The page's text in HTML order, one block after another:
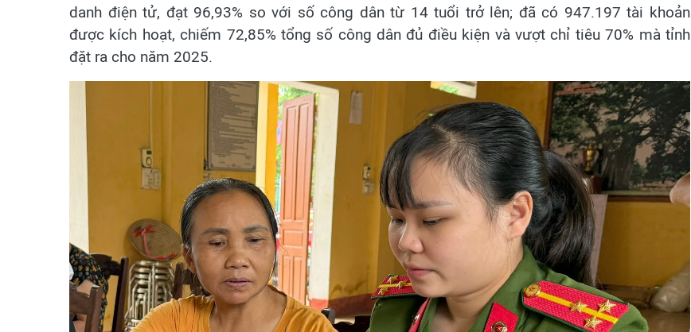
danh điện tử, đạt 96,93% so với số công dân từ 14 tuổi trở lên; đã có 947.197 tài khoản
được kích hoạt, chiếm 72,85% tổng số công dân đủ điều kiện và vượt chỉ tiêu 70% mà tỉnh
đặt ra cho năm 2025.